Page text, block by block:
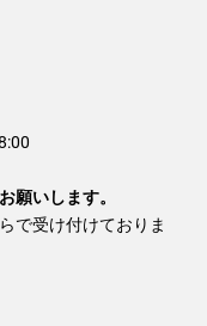
願いします。
で受け付けておりま